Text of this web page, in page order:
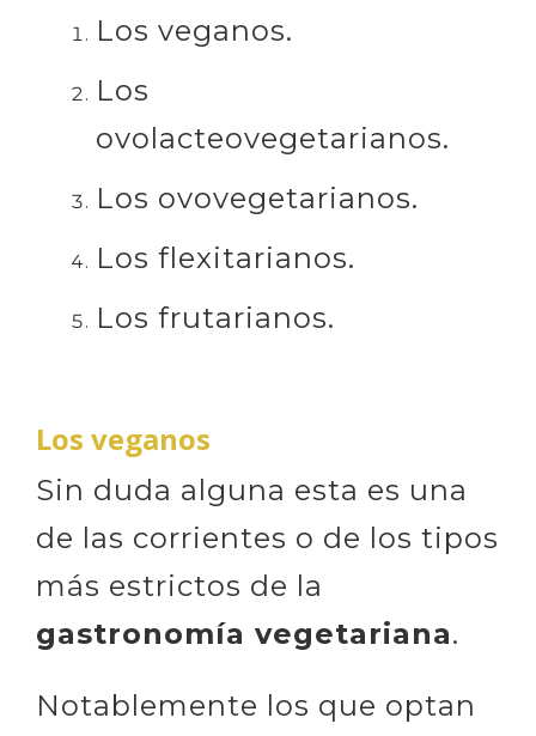
Los veganos.
Los
ovolacteovegetarianos.
Los ovovegetarianos.
Los flexitarianos.
Los frutarianos.
Los veganos
Sin duda alguna esta es una
de las corrientes o de los tipos
más estrictos de la
gastronomía vegetariana.
Notablemente los que optan